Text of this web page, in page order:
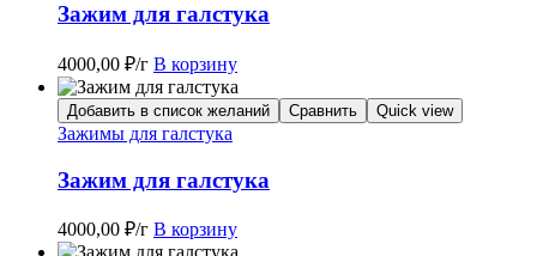
Зажим для галстука
4000,00 ₽/г В корзину
Добавить в список желаний Сравнить Quick view
Зажимы для галстука
Зажим для галстука
4000,00 ₽/г В корзину